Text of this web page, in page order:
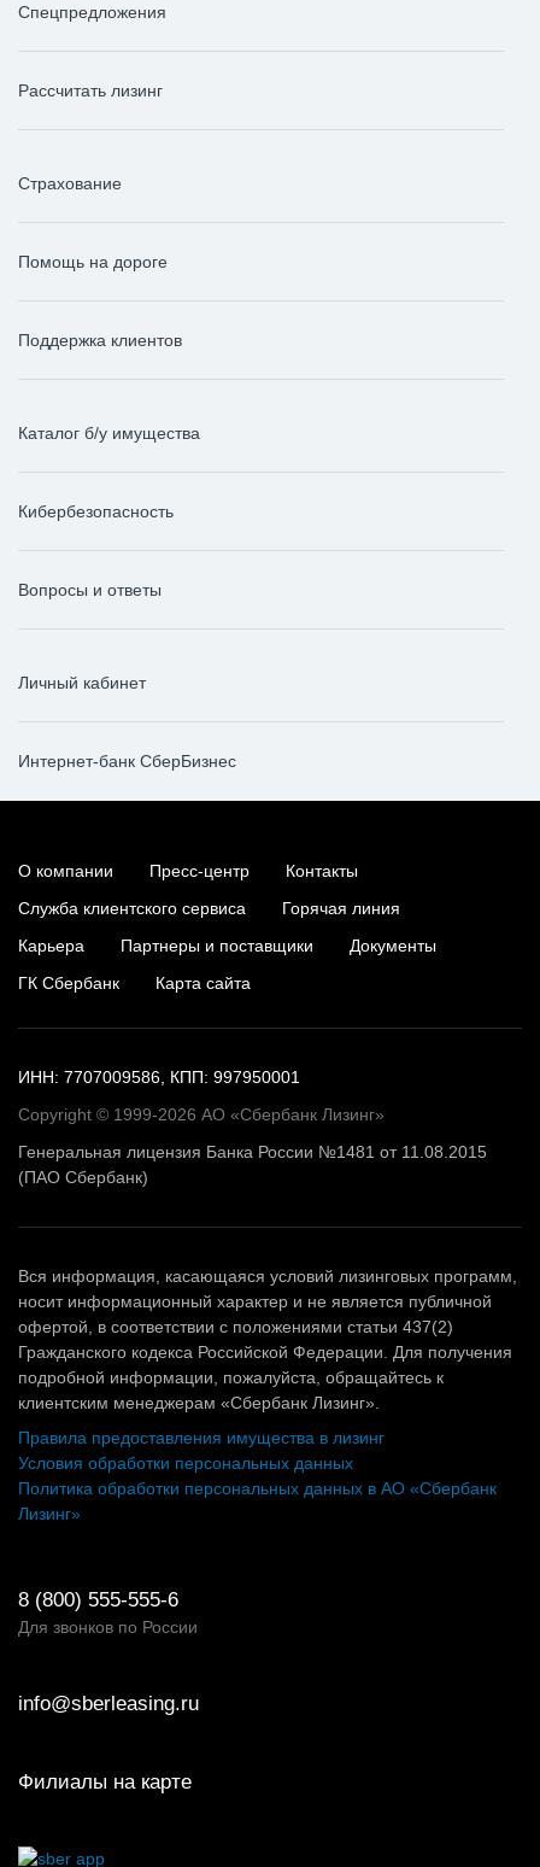
Спецпредложения
Рассчитать лизинг
Страхование
Помощь на дороге
Поддержка клиентов
Каталог б/у имущества
Кибербезопасность
Вопросы и ответы
Личный кабинет
Интернет-банк СберБизнес
О компании Пресс-центр
Контакты
Служба клиентского сервиса
Горячая линия
Карьера
Партнеры и поставщики
Документы
ГК Сбербанк
Карта сайта
ИНН: 7707009586, КПП: 997950001
Copyright © 1999-2026 АО «Сбербанк Лизинг»
Генеральная лицензия Банка России №1481 от 11.08.2015
(ПАО Сбербанк)
Вся информация, касающаяся условий лизинговых программ,
носит информационный характер и не является публичной
офертой, в соответствии с положениями статьи 437(2)
Гражданского кодекса Российской Федерации. Для получения
подробной информации, пожалуйста, обращайтесь к
клиентским менеджерам «Сбербанк Лизинг».
Правила предоставления имущества в лизинг
Условия обработки персональных данных
Политика обработки персональных данных в АО «Сбербанк
Лизинг»
8 (800) 555-555-6
Для звонков по России
info@sberleasing.ru
Филиалы на карте